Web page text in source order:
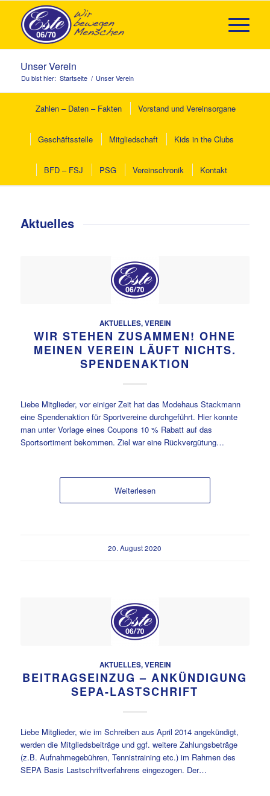
Unser Verein
Du bist hier: Startseite / Unser Verein
Zahlen – Daten – Fakten Vorstand und Vereinsorgane
Geschäftsstelle Mitgliedschaft Kids in the Clubs
BFD – FSJ PSG Vereinschronik Kontakt
Aktuelles
AKTUELLES,VEREIN
WIR STEHEN ZUSAMMEN! OHNE
MEINEN VEREIN LÄUFT NICHTS.
SPENDENAKTION
Liebe Mitglieder, vor einiger Zeit hat das Modehaus Stackmann
eine Spendenaktion für Sportvereine durchgeführt. Hier konnte
man unter Vorlage eines Coupons 10 % Rabatt auf das
Sportsortiment bekommen. Ziel war eine Rückvergütung…
Weiterlesen
20. August 2020
AKTUELLES,VEREIN
BEITRAGSEINZUG – ANKÜNDIGUNG
SEPA-LASTSCHRIFT
Liebe Mitglieder, wie im Schreiben aus April 2014 angekündigt,
werden die Mitgliedsbeiträge und ggf. weitere Zahlungsbeträge
(z.B. Aufnahmegebühren, Tennistraining etc.) im Rahmen des
SEPA Basis Lastschriftverfahrens eingezogen. Der…